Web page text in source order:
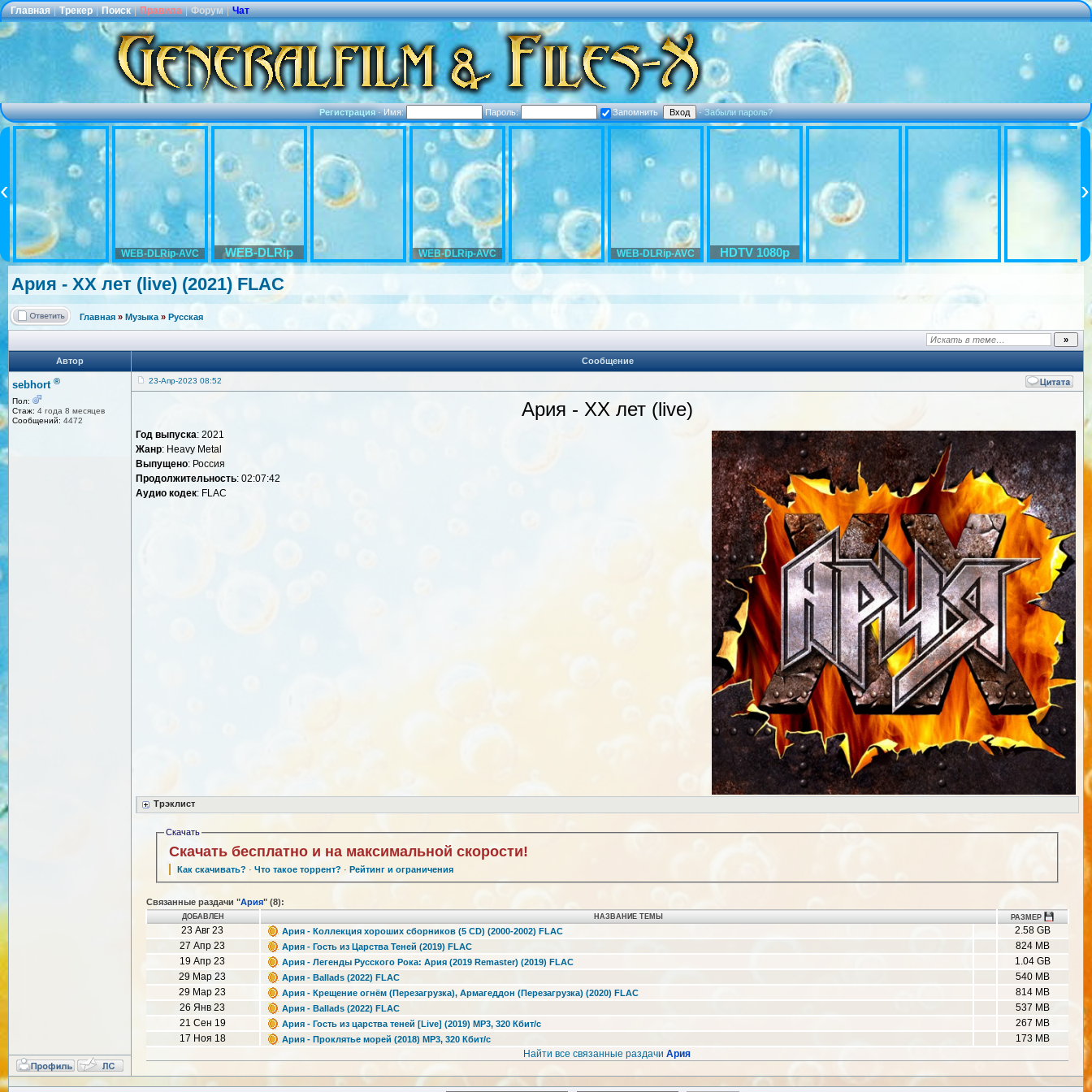
Главная | Трекер | Поиск | Правила | Форум | Чат
Регистрация·Имя: Пароль: Запомнить ·Забыли пароль?
WEB-DLRip-AVC WEB-DLRip WEB-DLRip-AVC WEB-DLRip-AVC HDTV 1080p
Ария - XX лет (live) (2021) FLAC
Главная » Музыка » Русская
Автор Сообщение
sebhort ®
Пол:
Стаж: 4 года 8 месяцев
Сообщений: 4472
23-Апр-2023 08:52
Ария - XX лет (live)
Год выпуска: 2021
Жанр: Heavy Metal
Выпущено: Россия
Продолжительность: 02:07:42
Аудио кодек: FLAC
Трэклист
Скачать
Скачать бесплатно и на максимальной скорости!
Как скачивать? ·Что такое торрент? · Рейтинг и ограничения
Связанные раздачи "Ария" (8):
ДОБАВЛЕН НАЗВАНИЕ ТЕМЫ РАЗМЕР
23 Авг 23 Ария - Коллекция хороших сборников (5 CD) (2000-2002) FLAC
2.58 GB
27 Апр 23
Ария - Гость из Царства Теней (2019) FLAC
824 MB
19 Апр 23
Ария - Легенды Русского Рока: Ария (2019 Remaster) (2019) FLAC
1.04 GB
29 Мар 23
Ария - Ballads (2022) FLAC
540 MB
29 Мар 23
Ария - Крещение огнём (Перезагрузка), Армагеддон (Перезагрузка) (2020) FLAC
814 MB
26 Янв 23
Ария - Ballads (2022) FLAC
537 MB
21 Сен 19
Ария - Гость из царства теней [Live] (2019) MP3, 320 Кбит/с
267 MB
17 Ноя 18
Ария - Проклятье морей (2018) MP3, 320 Кбит/с
173 MB
Найти все связанные раздачиАрия